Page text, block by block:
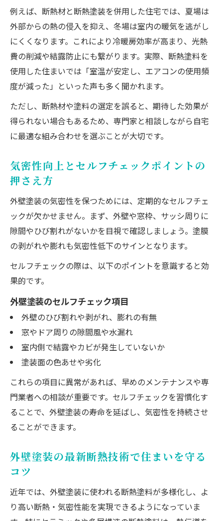
セルフチェックで外壁塗装の劣化を早期発
見
外壁塗装のチェックシート活用で失敗を防
ぐ方法
断熱材選びが外壁塗装の気密性向上に与え
る影響
セルフチェックで塗装劣化を見抜くコツ
外壁塗装のセルフチェックで劣化を早期把
握
のポイント
外壁塗装のセルフチェックシート活用術を
解説
気密性を守るための塗装劣化サインに注目
外壁塗装と断熱材の点検タイミングを見極
める
快適な住環境を叶える断熱塗料の特徴
断熱塗料が快適な室内環境に与える効果
外壁塗装で断熱と気密性を両立する塗料選
び
断熱塗料のメリットとデメリットを徹底比
較
外壁塗装の遮熱・断熱塗料の違いと活用法
例えば、断熱材と断熱塗装を併用した住宅では、夏場は
外部からの熱の侵入を抑え、冬場は室内の暖気を逃がし
にくくなります。これにより冷暖房効率が高まり、光熱
費の削減や結露防止にも繋がります。実際、断熱塗料を
使用した住まいでは「室温が安定し、エアコンの使用頻
度が減った」といった声も多く聞かれます。
ただし、断熱材や塗料の選定を誤ると、期待した効果が
得られない場合もあるため、専門家と相談しながら自宅
に最適な組み合わせを選ぶことが大切です。
気密性向上とセルフチェックポイントの
押さえ方
外壁塗装の気密性を保つためには、定期的なセルフチェ
ックが欠かせません。まず、外壁や窓枠、サッシ周りに
隙間やひび割れがないかを目視で確認しましょう。塗膜
の剥がれや膨れも気密性低下のサインとなります。
セルフチェックの際は、以下のポイントを意識すると効
果的です。
外壁塗装のセルフチェック項目
外壁のひび割れや剥がれ、膨れの有無
窓やドア周りの隙間風や水漏れ
室内側で結露やカビが発生していないか
塗装面の色あせや劣化
これらの項目に異常があれば、早めのメンテナンスや専
門業者への相談が重要です。セルフチェックを習慣化す
ることで、外壁塗装の寿命を延ばし、気密性を持続させ
ることができます。
外壁塗装の最新断熱技術で住まいを守る
コツ
近年では、外壁塗装に使われる断熱塗料が多様化し、よ
り高い断熱・気密性能を実現できるようになっていま